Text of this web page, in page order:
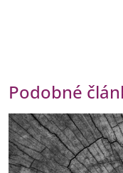
Podobné